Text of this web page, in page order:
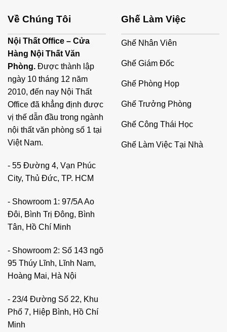
Về Chúng Tôi
Nội Thất Office – Cửa
Hàng Nội Thất Văn
Phòng. Được thành lập
ngày 10 tháng 12 năm
2010, đến nay Nội Thất
Office đã khẳng định được
vị thế dẫn đầu trong ngành
nội thất văn phòng số 1 tại
Việt Nam.
- 55 Đường 4, Vạn Phúc
City, Thủ Đức, TP. HCM
- Showroom 1: 97/5A Ao
Đôi, Bình Trị Đông, Bình
Tân, Hồ Chí Minh
- Showroom 2: Số 143 ngõ
95 Thúy Lĩnh, Lĩnh Nam,
Hoàng Mai, Hà Nội
- 23/4 Đường Số 22, Khu
Phố 7, Hiệp Bình, Hồ Chí
Minh
Ghế Làm Việc
Ghế Nhân Viên
Ghế Giám Đốc
Ghế Phòng Họp
Ghế Trưởng Phòng
Ghế Công Thái Học
Ghế Làm Việc Tại Nhà